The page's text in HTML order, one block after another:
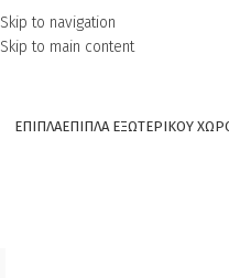
Skip to navigation
Skip to main content
ΕΠΙΠΛΑΕΠΙΠΛΑ ΕΞΩΤΕΡΙΚΟΥ